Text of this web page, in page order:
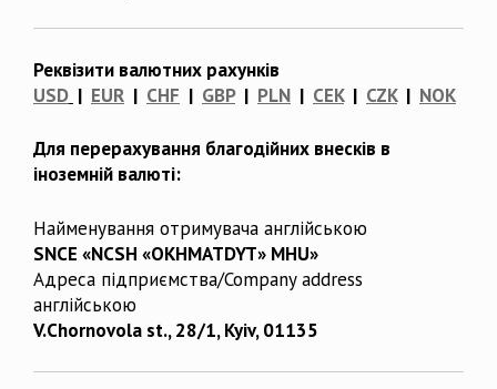
Реквізити валютних рахунків
USD | EUR | CHF | GBP| PLN | CEK| CZK| NOK
Для перерахування благодійних внесків в
іноземній валюті:
Найменування отримувача англійською
SNCE «NCSH «OKHMATDYT» MHU»
Адреса підприємства/Company address
англійською
V.Chornovola st., 28/1, Kyiv, 01135